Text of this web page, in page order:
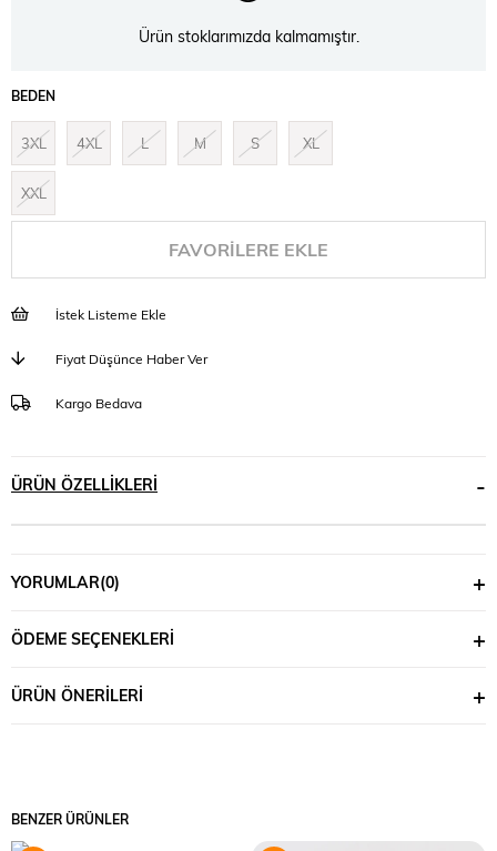
Ürün stoklarımızda kalmamıştır.
BEDEN
3XL 4XL L M S XL
XXL
FAVORILERE EKLE
İstek Listeme Ekle
Fiyat Düşünce Haber Ver
Kargo Bedava
ÜRÜN ÖZELLIKLERI
YORUMLAR(0)
ÖDEME SEÇENEKLERI
ÜRÜN ÖNERILERI
BENZER ÜRÜNLER